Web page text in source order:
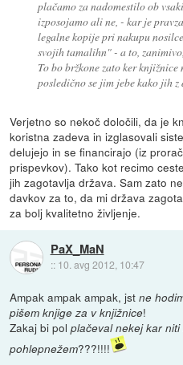
plačamo za nadomestilo ob
izposojamo ali ne, - kar je
legalne kopije pri nakupu
svojih tamalihn" - a to,
To bo bržkone zato ker
posledično se jim jebe kako jih
Verjetno so nekoč določili, da je
koristna zadeva in izglasovali
delujejo in se financirajo (iz
prispevkov). Tako kot recimo
jih zagotavlja država. Sam zato
davkov za to, da mi država
za bolj kvalitetno življenje.
PaX_MaN
:: 10. avg 2012, 10:47
Ampak ampak ampak, jstne
pišem knjige za v knjižnice!
Zakaj bi polplačeval nekej kar
pohlepnežem???!!!!